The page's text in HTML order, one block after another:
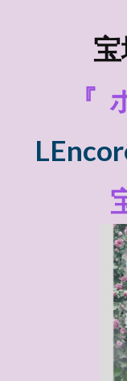
『